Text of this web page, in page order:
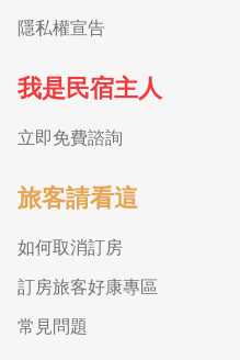
隱私權宣告
我是民宿主人
立即免費諮詢
旅客請看這
如何取消訂房
訂房旅客好康專區
常見問題